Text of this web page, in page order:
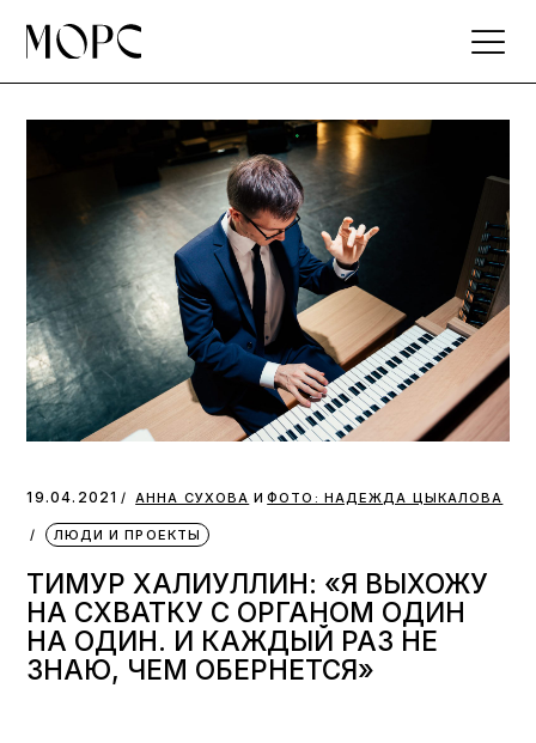
the
19.04.2021 АННА СУХОВА иФОТО: НАДЕЖДА ЦЫКАЛОВА
ЛЮДИ И ПРОЕКТЫ
ТИМУР ХАЛИУЛЛИН: «Я ВЫХОЖУ
НА СХВАТКУ С ОРГАНОМ ОДИН
НА ОДИН. И КАЖДЫЙ РАЗ НЕ
ЗНАЮ, ЧЕМ ОБЕРНЕТСЯ»